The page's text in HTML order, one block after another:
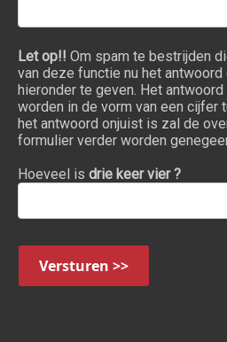
Let op!! Om spam te bestrijden
van deze functie nu het
hieronder te geven. Het
worden in de vorm van een cijfer
het antwoord onjuist is zal de
formulier verder worden
Hoeveel is drie keer vier ?
Versturen >>